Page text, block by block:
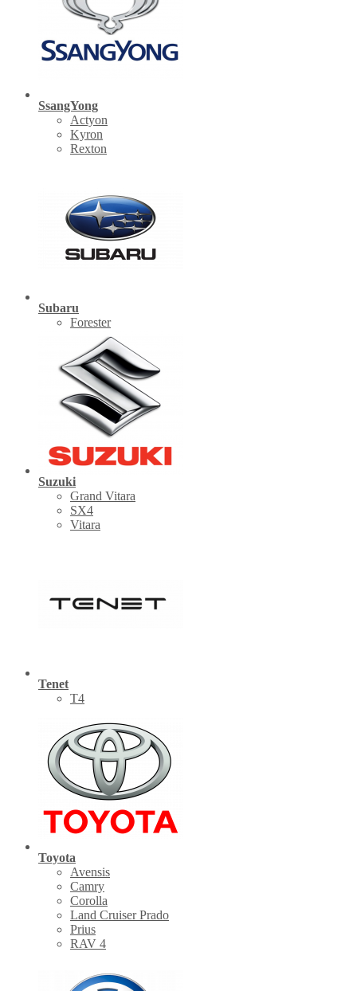
SsangYong
Actyon
Kyron
Rexton
Subaru
Forester
Suzuki
Grand Vitara
SX4
Vitara
Tenet
Т4
Toyota
Avensis
Camry
Corolla
Land Cruiser Prado
Prius
RAV 4